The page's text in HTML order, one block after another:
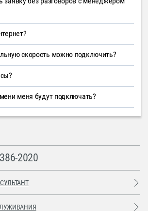
скорость можно подключить?
меня будут подключать?
2020